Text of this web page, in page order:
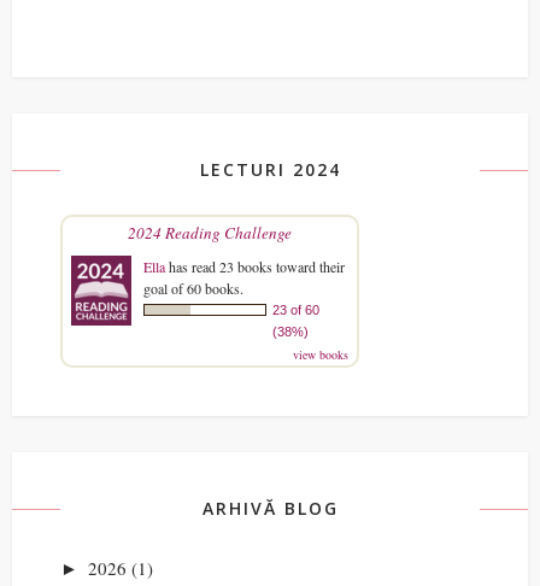
LECTURI 2024
2024 Reading Challenge
Ellahas read 23 books toward their
goal of 60 books.
23 of 60
(38%)
view books
ARHIVĂ BLOG
► 2026 (1)